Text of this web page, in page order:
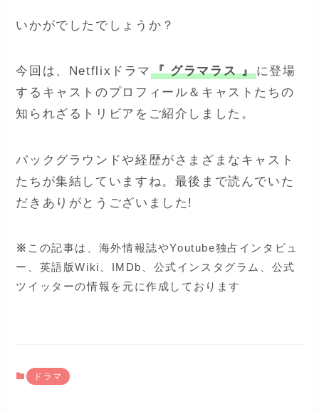
いかがでしたでしょうか？
今回は、Netflixドラマ 『 グラマラス 』に登場
するキャストのプロフィール＆キャストたちの
知られざるトリビアをご紹介しました。
バックグラウンドや経歴がさまざまなキャスト
たちが集結していますね。最後まで読んでいた
だきありがとうございました!
※ この記事は、海外情報誌やYoutube独占インタビュ
ー、英語版Wiki、IMDb、公式インスタグラム、公式
ツイッターの情報を元に作成しております
ドラマ